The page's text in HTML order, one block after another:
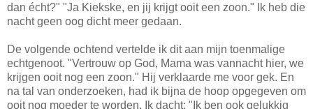
dan écht?" "Ja Kiekske, en jij krijgt ooit een zoon." Ik heb die
nacht geen oog dicht meer gedaan.
De volgende ochtend vertelde ik dit aan mijn toenmalige
echtgenoot. "Vertrouw op God, Mama was vannacht hier, we
krijgen ooit nog een zoon." Hij verklaarde me voor gek. En
na tal van onderzoeken, had ik bijna de hoop opgegeven om
ooit nog moeder te worden. Ik dacht: "Ik ben ook gelukkig